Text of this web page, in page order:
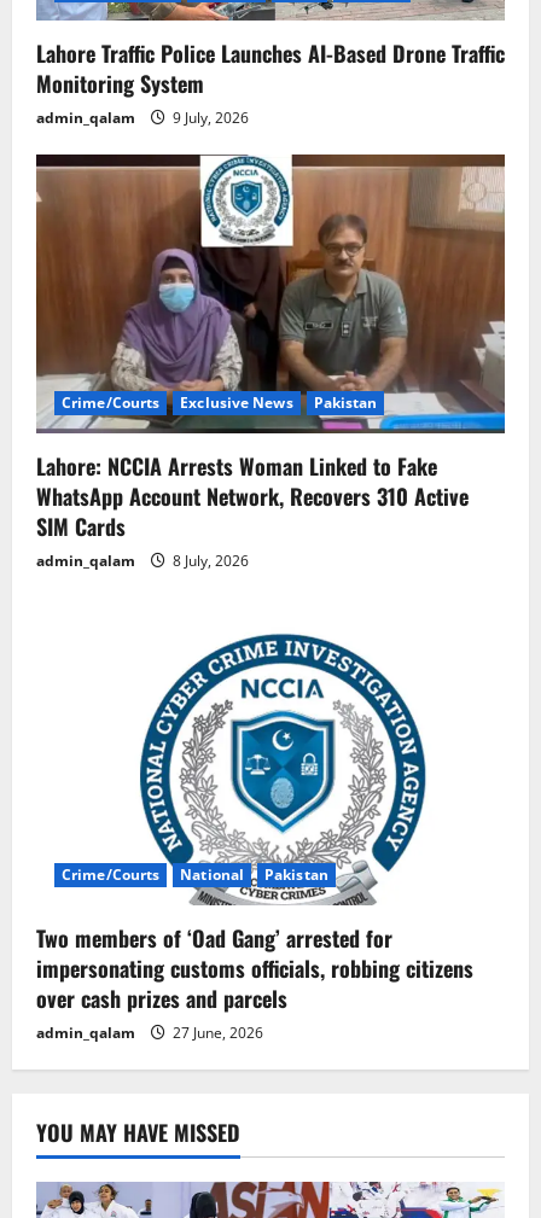
Lahore Traffic Police Launches AI-Based Drone Traffic
Monitoring System
admin_qalam 9 July, 2026
Crime/Courts Exclusive News Pakistan
Lahore: NCCIA Arrests Woman Linked to Fake
WhatsApp Account Network, Recovers 310 Active
SIM Cards
admin_qalam 8 July, 2026
Crime/Courts National Pakistan
Two members of ‘Oad Gang’ arrested for
impersonating customs officials, robbing citizens
over cash prizes and parcels
admin_qalam 27 June, 2026
YOU MAY HAVE MISSED